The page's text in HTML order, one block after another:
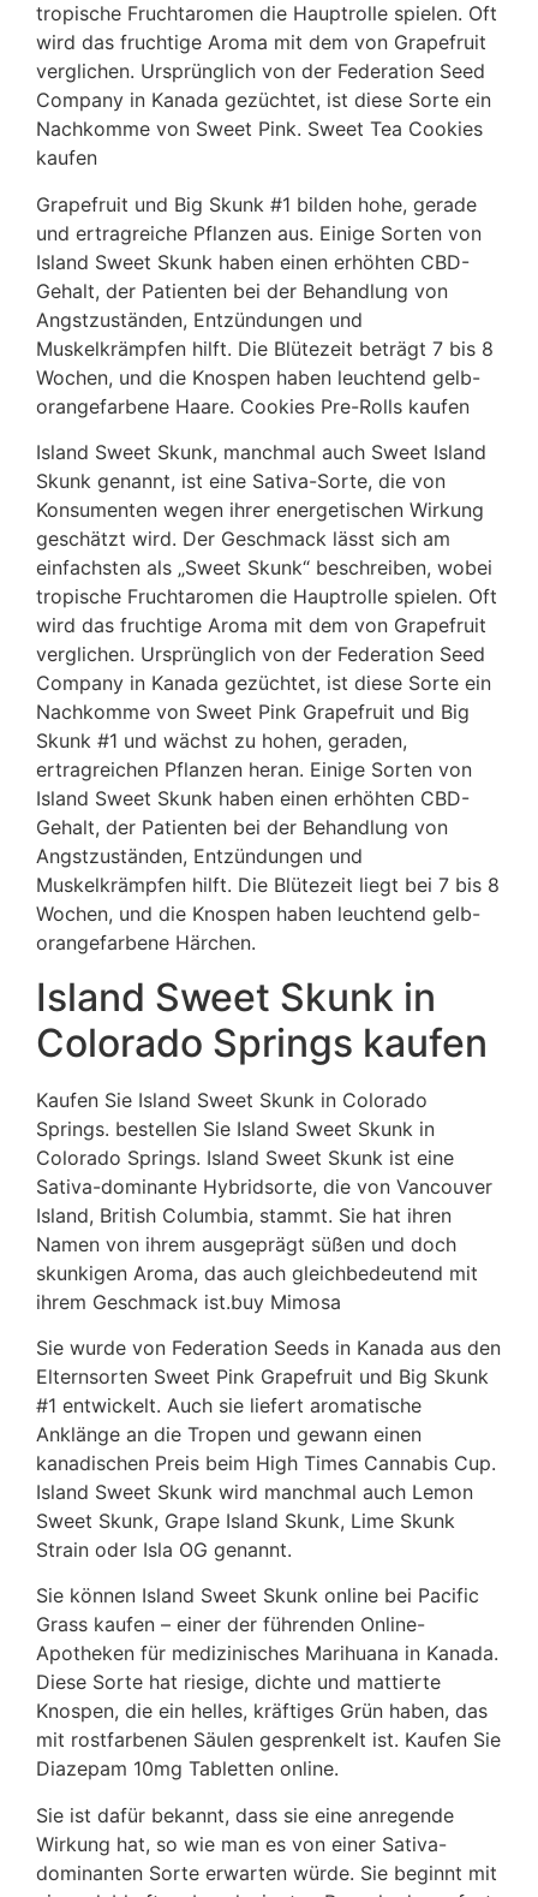
tropische Fruchtaromen die Hauptrolle spielen. Oft
wird das fruchtige Aroma mit dem von Grapefruit
verglichen. Ursprünglich von der Federation Seed
Company in Kanada gezüchtet, ist diese Sorte ein
Nachkomme von Sweet Pink. Sweet Tea Cookies
kaufen
Grapefruit und Big Skunk #1 bilden hohe, gerade
und ertragreiche Pflanzen aus. Einige Sorten von
Island Sweet Skunk haben einen erhöhten CBD-
Gehalt, der Patienten bei der Behandlung von
Angstzuständen, Entzündungen und
Muskelkrämpfen hilft. Die Blütezeit beträgt 7 bis 8
Wochen, und die Knospen haben leuchtend gelb-
orangefarbene Haare. Cookies Pre-Rolls kaufen
Island Sweet Skunk, manchmal auch Sweet Island
Skunk genannt, ist eine Sativa-Sorte, die von
Konsumenten wegen ihrer energetischen Wirkung
geschätzt wird. Der Geschmack lässt sich am
einfachsten als „Sweet Skunk“ beschreiben, wobei
tropische Fruchtaromen die Hauptrolle spielen. Oft
wird das fruchtige Aroma mit dem von Grapefruit
verglichen. Ursprünglich von der Federation Seed
Company in Kanada gezüchtet, ist diese Sorte ein
Nachkomme von Sweet Pink Grapefruit und Big
Skunk #1 und wächst zu hohen, geraden,
ertragreichen Pflanzen heran. Einige Sorten von
Island Sweet Skunk haben einen erhöhten CBD-
Gehalt, der Patienten bei der Behandlung von
Angstzuständen, Entzündungen und
Muskelkrämpfen hilft. Die Blütezeit liegt bei 7 bis 8
Wochen, und die Knospen haben leuchtend gelb-
orangefarbene Härchen.
Island Sweet Skunk in
Colorado Springs kaufen
Kaufen Sie Island Sweet Skunk in Colorado
Springs. bestellen Sie Island Sweet Skunk in
Colorado Springs. Island Sweet Skunk ist eine
Sativa-dominante Hybridsorte, die von Vancouver
Island, British Columbia, stammt. Sie hat ihren
Namen von ihrem ausgeprägt süßen und doch
skunkigen Aroma, das auch gleichbedeutend mit
ihrem Geschmack ist.buy Mimosa
Sie wurde von Federation Seeds in Kanada aus den
Elternsorten Sweet Pink Grapefruit und Big Skunk
#1 entwickelt. Auch sie liefert aromatische
Anklänge an die Tropen und gewann einen
kanadischen Preis beim High Times Cannabis Cup.
Island Sweet Skunk wird manchmal auch Lemon
Sweet Skunk, Grape Island Skunk, Lime Skunk
Strain oder Isla OG genannt.
Sie können Island Sweet Skunk online bei Pacific
Grass kaufen – einer der führenden Online-
Apotheken für medizinisches Marihuana in Kanada.
Diese Sorte hat riesige, dichte und mattierte
Knospen, die ein helles, kräftiges Grün haben, das
mit rostfarbenen Säulen gesprenkelt ist. Kaufen Sie
Diazepam 10mg Tabletten online.
Sie ist dafür bekannt, dass sie eine anregende
Wirkung hat, so wie man es von einer Sativa-
dominanten Sorte erwarten würde. Sie beginnt mit